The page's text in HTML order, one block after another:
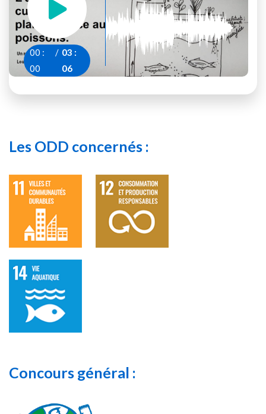
00 :
00
/ 03 :
06
Les ODD concernés :
Concours général :